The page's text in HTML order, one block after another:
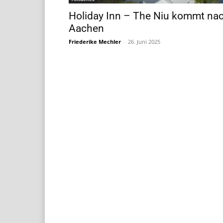
Holiday Inn – The Niu kommt
Aachen
Friederike Mechler - 26. Juni 2025